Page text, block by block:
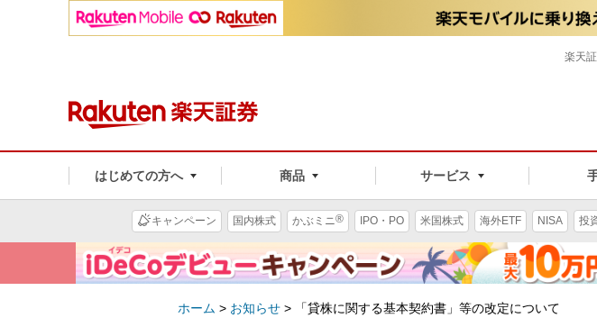
はじめての方へ 商品 サービス
楽天
キャンペーン 国内株式 かぶミニ® IPO・PO 米国株式 海外ETF NISA 投
ホーム > お知らせ > 「貸株に関する基本契約書」等の改定について